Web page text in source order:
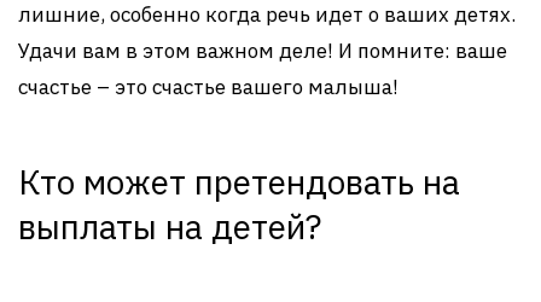
лишние, особенно когда речь идет о ваших детях.
Удачи вам в этом важном деле! И помните: ваше
счастье – это счастье вашего малыша!
Кто может претендовать на
выплаты на детей?